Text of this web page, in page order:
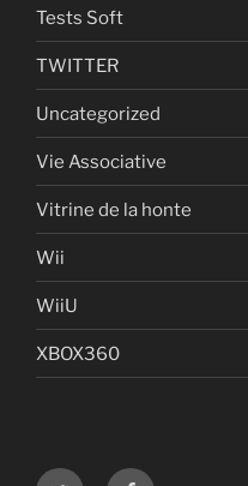
Tests Soft
TWITTER
Uncategorized
Vie Associative
Vitrine de la honte
Wii
WiiU
XBOX360